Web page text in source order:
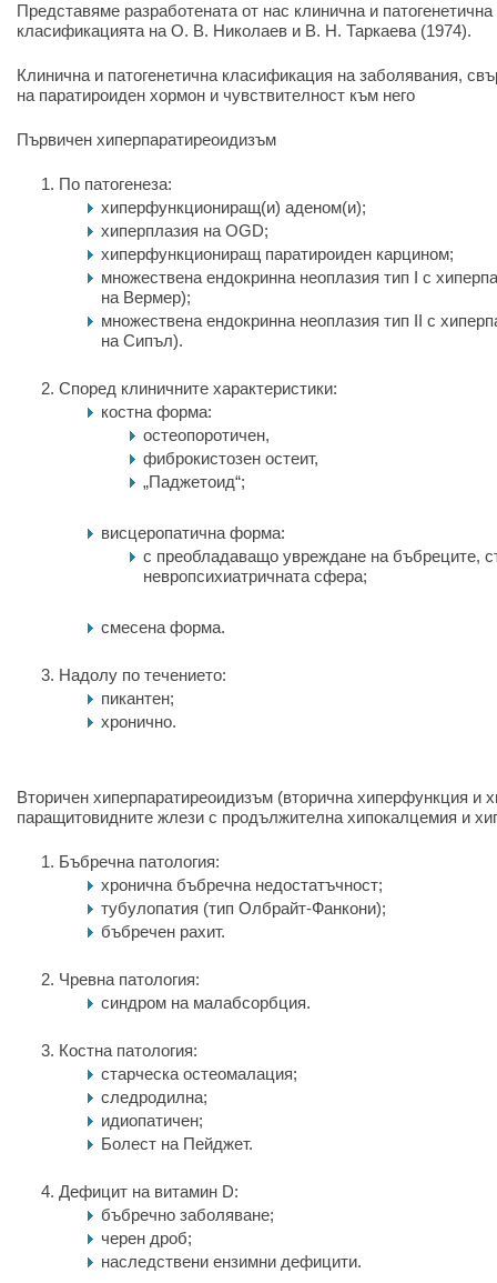
Представяме разработената от нас клинична и
класификацията на О. В. Николаев и В. Н. Таркаева (1974).
Клинична и патогенетична класификация на заболявания,
на паратироиден хормон и чувствителност към него
Първичен хиперпаратиреоидизъм
По патогенеза:
хиперфункциониращ(и) аденом(и);
хиперплазия на OGD;
хиперфункциониращ паратироиден карцином;
множествена ендокринна неоплазия тип I с
на Вермер);
множествена ендокринна неоплазия тип II с
на Сипъл).
Според клиничните характеристики:
костна форма:
остеопоротичен,
фиброкистозен остеит,
„Паджетоид“;
висцеропатична форма:
с преобладаващо увреждане на бъбреците,
невропсихиатричната сфера;
смесена форма.
Надолу по течението:
пикантен;
хронично.
Вторичен хиперпаратиреоидизъм (вторична хиперфункция и
паращитовидните жлези с продължителна хипокалцемия и
Бъбречна патология:
хронична бъбречна недостатъчност;
тубулопатия (тип Олбрайт-Фанкони);
бъбречен рахит.
Чревна патология:
синдром на малабсорбция.
Костна патология:
старческа остеомалация;
следродилна;
идиопатичен;
Болест на Пейджет.
Дефицит на витамин D:
бъбречно заболяване;
черен дроб;
наследствени ензимни дефицити.